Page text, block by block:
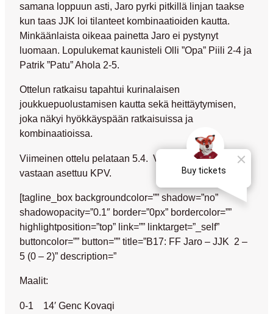
samana loppuun asti, Jaro pyrki pitkillä linjan taakse
kun taas JJK loi tilanteet kombinaatioiden kautta.
Minkäänlaista oikeaa painetta Jaro ei pystynyt
luomaan. Lopulukemat kaunisteli Olli ”Opa” Piili 2-4 ja
Patrik ”Patu” Ahola 2-5.
Ottelun ratkaisu tapahtui kurinalaisen
joukkuepuolustamisen kautta sekä heittäytymisen,
joka näkyi hyökkäyspään ratkaisuissa ja
kombinaatioissa.
Viimeinen ottelu pelataan 5.4. Vehkalammella ja
vastaan asettuu KPV.
[tagline_box backgroundcolor=”” shadow=”no”
shadowopacity=”0.1″ border=”0px” bordercolor=””
highlightposition=”top” link=”” linktarget=”_self”
buttoncolor=”” button=”” title=”B17: FF Jaro – JJK 2 –
5 (0 – 2)” description=”
Maalit:
0-1 14′ Genc Kovaqi